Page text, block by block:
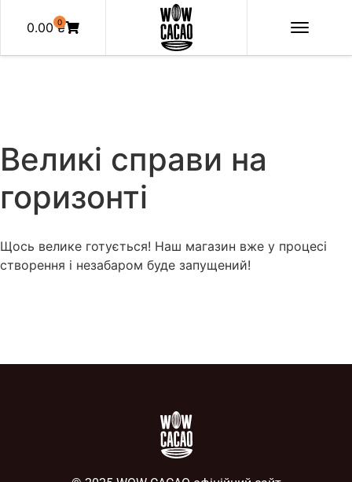
0.00₴
0
Великі справи на
горизонті
Щось велике готується! Наш магазин вже у процесі
створення і незабаром буде запущений!